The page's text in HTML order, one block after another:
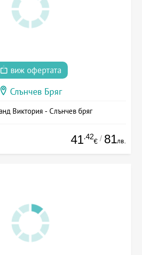
виж офертата
Слънчев Бряг
Виктория - Слънчев бряг
41.42
€ / 81лв.